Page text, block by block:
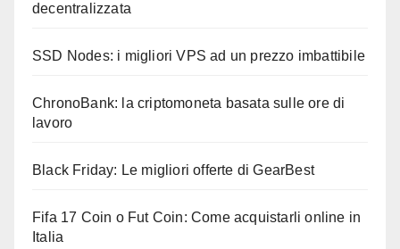
decentralizzata
SSD Nodes: i migliori VPS ad un prezzo imbattibile
ChronoBank: la criptomoneta basata sulle ore di
lavoro
Black Friday: Le migliori offerte di GearBest
Fifa 17 Coin o Fut Coin: Come acquistarli online in
Italia